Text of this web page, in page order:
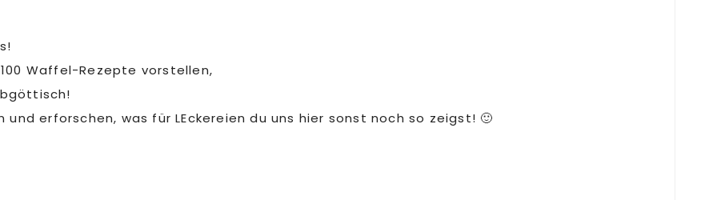
Waffel-Rezepte vorstellen,
erforschen, was für LEckereien du uns hier sonst noch so zeigst! 🙂